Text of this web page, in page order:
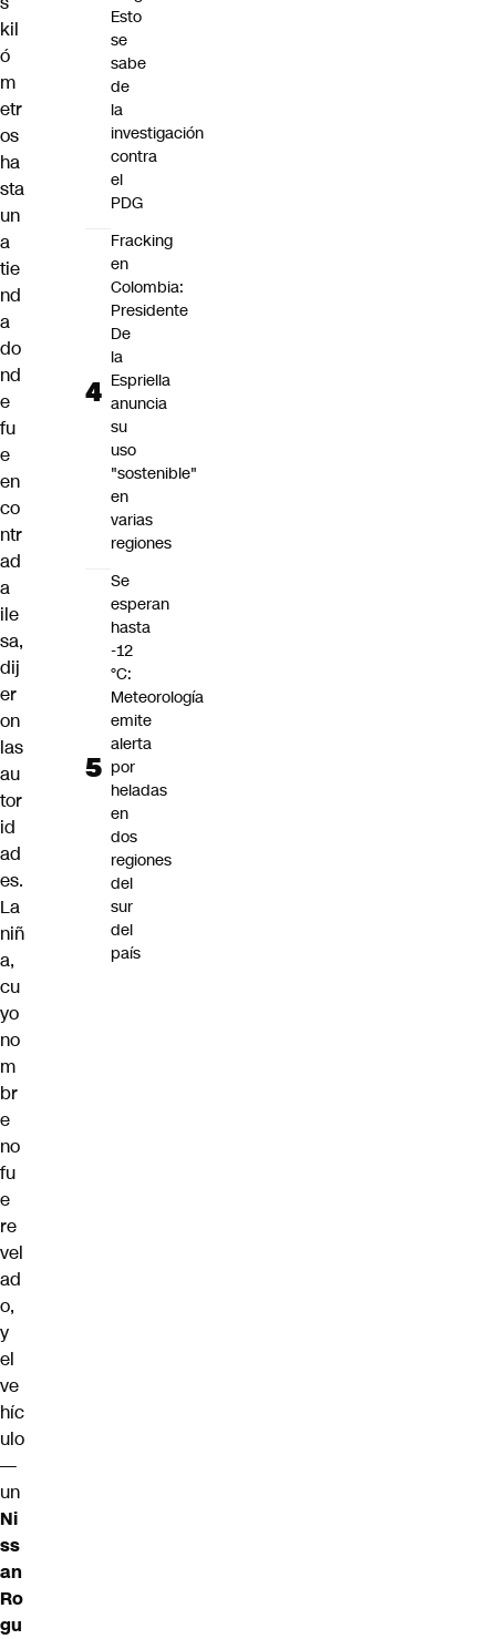
kil
ó
m
etr
os
ha
sta
un
a
tie
nd
a
do
nd
e
fu
e
en
co
ntr
ad
a
ile
sa,
dij
er
on
las
au
tor
id
ad
es.
La
niñ
a,
cu
yo
no
m
br
e
no
fu
e
re
vel
ad
o,
y
el
ve
híc
ulo
—
un
Ni
ss
an
Ro
gu
Esto
se
sabe
de
la
investigación
contra
el
PDG
Fracking
en
Colombia:
Presidente
De
la
Espriella
anuncia
su
uso
"sostenible"
en
varias
regiones
Se
esperan
hasta
-12
°C:
Meteorología
emite
alerta
por
heladas
en
dos
regiones
del
sur
del
país